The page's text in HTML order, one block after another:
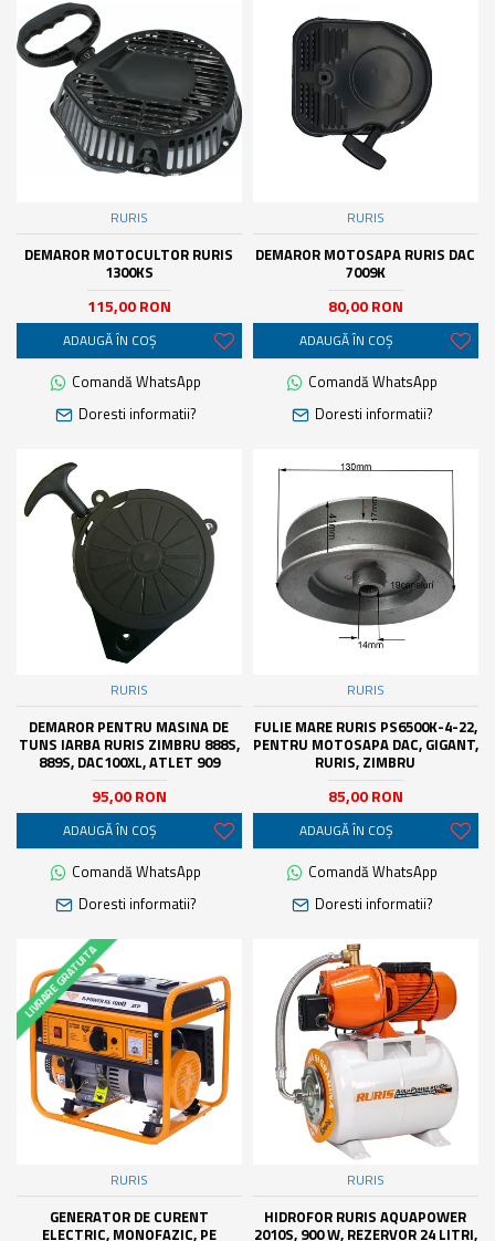
RURIS
DEMAROR MOTOCULTOR RURIS
1300KS
115,00 RON
ADAUGĂ ÎN COŞ
Comandă WhatsApp
Doresti informatii?
RURIS
DEMAROR MOTOSAPA RURIS DAC
7009K
80,00 RON
ADAUGĂ ÎN COŞ
Comandă WhatsApp
Doresti informatii?
RURIS
DEMAROR PENTRU MASINA DE
TUNS IARBA RURIS ZIMBRU 888S,
889S, DAC100XL, ATLET 909
95,00 RON
ADAUGĂ ÎN COŞ
Comandă WhatsApp
Doresti informatii?
RURIS
FULIE MARE RURIS PS6500K-4-22,
PENTRU MOTOSAPA DAC, GIGANT,
RURIS, ZIMBRU
85,00 RON
ADAUGĂ ÎN COŞ
Comandă WhatsApp
Doresti informatii?
LIVRARE GRATUITA
RURIS
GENERATOR DE CURENT
ELECTRIC, MONOFAZIC, PE
RURIS
HIDROFOR RURIS AQUAPOWER
2010S, 900 W, REZERVOR 24 LITRI,